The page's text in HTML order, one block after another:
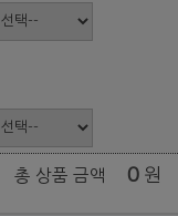
총 상품 금액 0 원